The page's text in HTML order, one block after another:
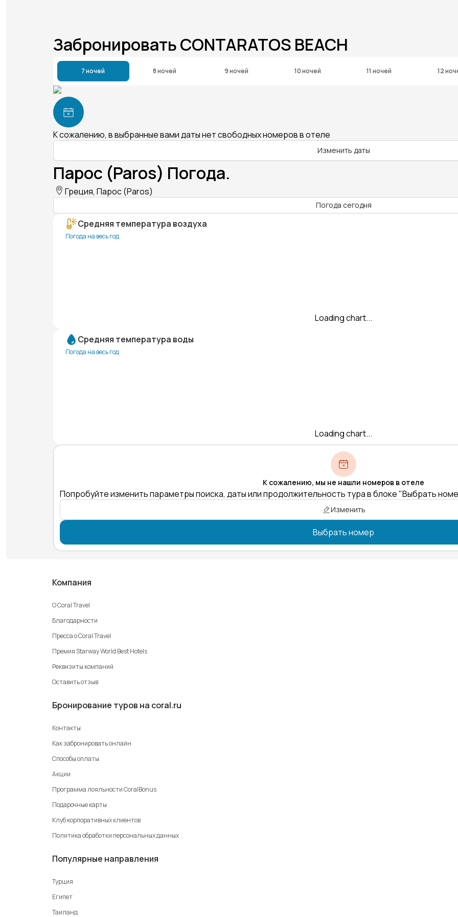
Забронировать CONTARATOS BEACH
7 ночей 8 ночей 9 ночей 10 ночей 11 ночей 12
К сожалению, в выбранные вами даты нет свободных номеров в отеле
Изменить даты
Парос (Paros) Погода.
Греция, Парос (Paros)
Погода сегодня
Средняя температура воздуха
Погода на весь год
Loading chart...
Средняя температура воды
Погода на весь год
Loading chart...
К сожалению, мы не нашли номеров в отеле
Попробуйте изменить параметры поиска, даты или продолжительность тура в блоке "Выбрать
Изменить
Выбрать номер
Компания
О Coral Travel
Благодарности
Пресса о Coral Travel
Премия Starway World Best Hotels
Реквизиты компаний
Оставить отзыв
Бронирование туров на coral.ru
Контакты
Как забронировать онлайн
Способы оплаты
Акции
Программа лояльности CoralBonus
Подарочные карты
Клуб корпоративных клиентов
Политика обработки персональных данных
Популярные направления
Турция
Египет
Таиланд